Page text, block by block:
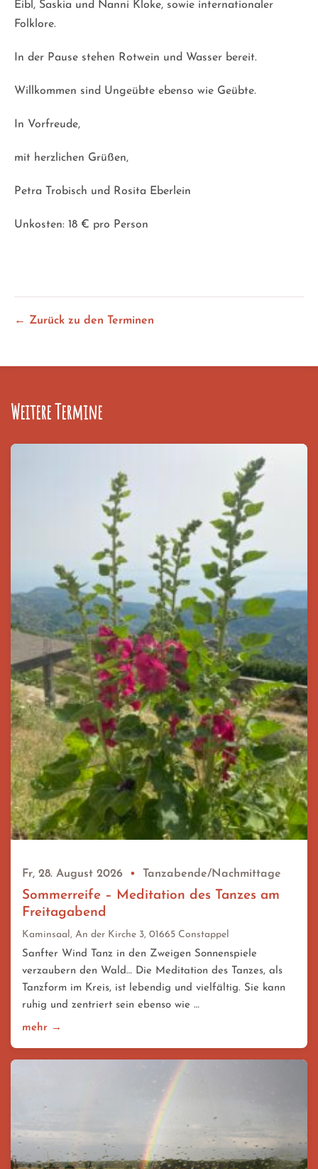
Eibl, Saskia und Nanni Kloke, sowie internationaler
Folklore.
In der Pause stehen Rotwein und Wasser bereit.
Willkommen sind Ungeübte ebenso wie Geübte.
In Vorfreude,
mit herzlichen Grüßen,
Petra Trobisch und Rosita Eberlein
Unkosten: 18 € pro Person
← Zurück zu den Terminen
Weitere Termine
Fr, 28. August 2026 • Tanzabende/Nachmittage
Sommerreife – Meditation des Tanzes am
Freitagabend
Kaminsaal, An der Kirche 3, 01665 Constappel
Sanfter Wind Tanz in den Zweigen Sonnenspiele
verzaubern den Wald… Die Meditation des Tanzes, als
Tanzform im Kreis, ist lebendig und vielfältig. Sie kann
ruhig und zentriert sein ebenso wie …
mehr →